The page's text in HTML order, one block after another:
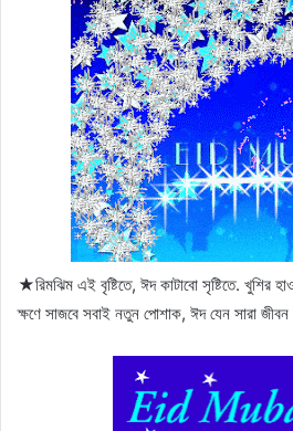
★রিমঝিম এই বৃষ্টিতে, ঈদ কাটাবো সৃষ্টিতে. খুশির
ক্ষণে সাজবে সবাই নতুন পোশাক, ঈদ যেন সারা জীবন